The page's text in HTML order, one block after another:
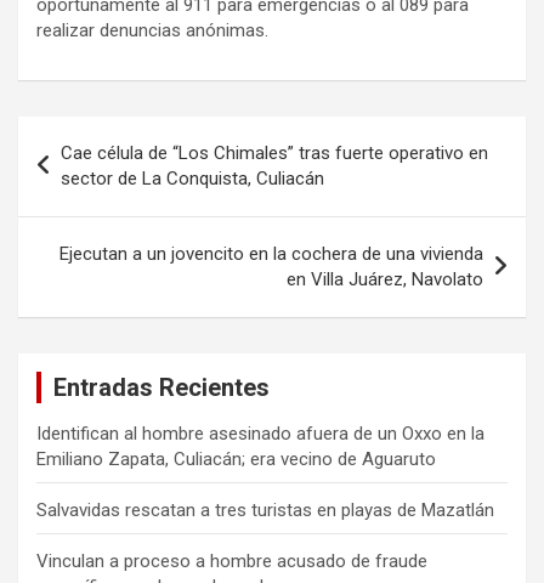
oportunamente al 911 para emergencias o al 089 para
realizar denuncias anónimas.
de
entradas
Cae célula de “Los Chimales” tras fuerte operativo en
sector de La Conquista, Culiacán
Ejecutan a un jovencito en la cochera de una vivienda
en Villa Juárez, Navolato
Entradas Recientes
Identifican al hombre asesinado afuera de un Oxxo en la
Emiliano Zapata, Culiacán; era vecino de Aguaruto
Salvavidas rescatan a tres turistas en playas de Mazatlán
Vinculan a proceso a hombre acusado de fraude